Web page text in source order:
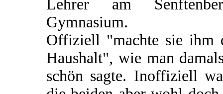
Lehrer am
Gymnasium.
Offiziell "machte sie ihm
Haushalt", wie man
schön sagte. Inoffiziell